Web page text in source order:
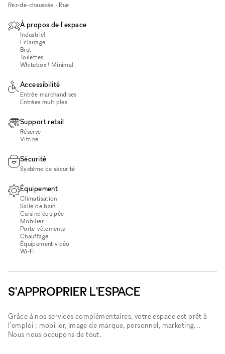
Rez-de-chaussée - Rue
À propos de l'espace
Industriel
Éclairage
Brut
Toilettes
Whitebox / Minimal
Accessibilité
Entrée marchandises
Entrées multiples
Support retail
Réserve
Vitrine
Sécurité
Système de sécurité
Équipement
Climatisation
Salle de bain
Cuisine équipée
Mobilier
Porte-vêtements
Chauffage
Équipement vidéo
Wi‑Fi
S'APPROPRIER L'ESPACE
Grâce à nos services complémentaires, votre espace est prêt à
l'emploi : mobilier, image de marque, personnel, marketing...
Nous nous occupons de tout.